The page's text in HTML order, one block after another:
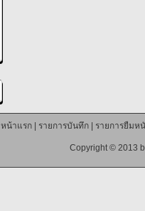
หน้าแรก| รายการบันทึก| รายการยืมห
Copyright © 2013